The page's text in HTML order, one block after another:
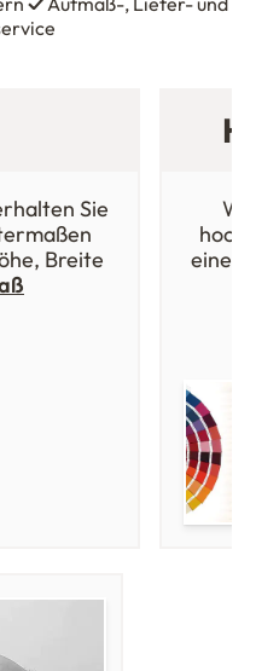
Sie
Breite
einer